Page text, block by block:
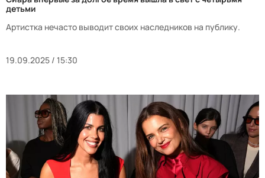
детьми
Артистка нечасто выводит своих наследников на публику.
19.09.2025 / 15:30